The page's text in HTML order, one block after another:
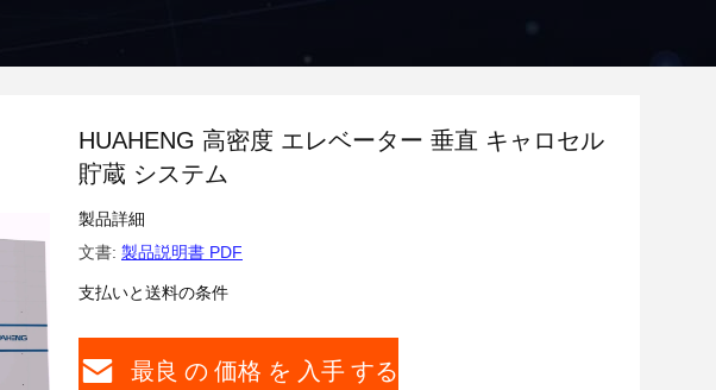
HUAHENG 高密度 エレベーター 垂直 キャロセル
貯蔵 システム
製品詳細
文書: 製品説明書 PDF
支払いと送料の条件
最良 の 価格 を 入手 する